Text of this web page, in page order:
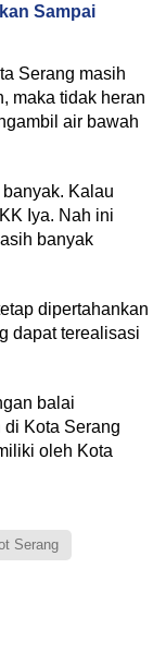
Sampai
Serang masih
maka tidak heran
air bawah
Kalau
Iya. Nah ini
banyak
dipertahankan
dapat terealisasi
balai
Kota Serang
oleh Kota
Serang